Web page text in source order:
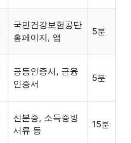
국민건강보험공단
홈페이지, 앱
5분
공동인증서, 금융
인증서
5분
신분증, 소득증빙
서류 등
15분